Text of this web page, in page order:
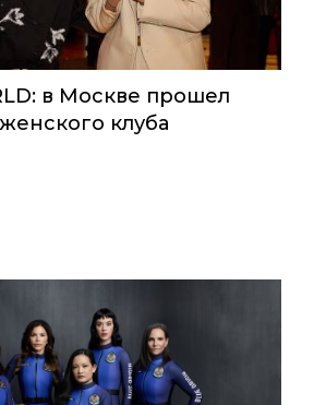
в Москве прошел
клуба